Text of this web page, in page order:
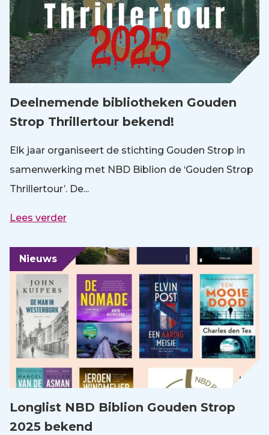
Deelnemende bibliotheken Gouden
Strop Thrillertour bekend!
Elk jaar organiseert de stichting Gouden Strop in
samenwerking met NBD Biblion de ‘Gouden Strop
Thrillertour’. De...
Lees verder
Nieuws
Longlist NBD Biblion Gouden Strop
2025 bekend